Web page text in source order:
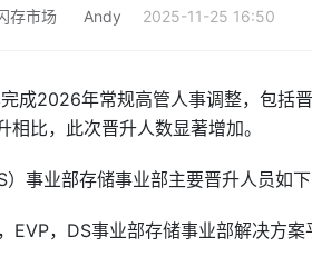
存市场 Andy 2025-11-25 16:50
成2026年常规高管人事调整，包括
相比，此次晋升人数显著增加。
）事业部存储事业部主要晋升人员如
，DS事业部存储事业部解决方案